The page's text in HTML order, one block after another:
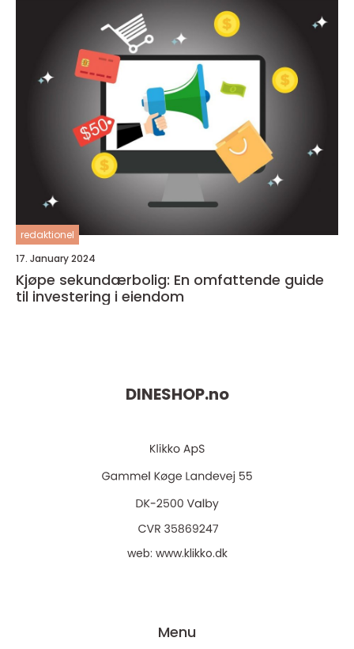
redaktionel
17. January 2024
Kjøpe sekundærbolig: En omfattende guide
til investering i eiendom
DINESHOP.no
web: www.klikko.dk
Menu